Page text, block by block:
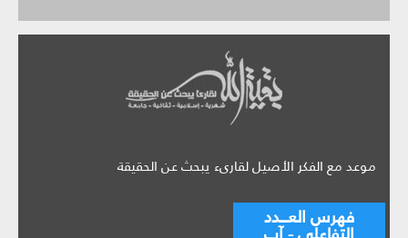
موعد مع الفكر الأصيل لقارىء يبحث عن الحقيقة
فهرس العـــدد